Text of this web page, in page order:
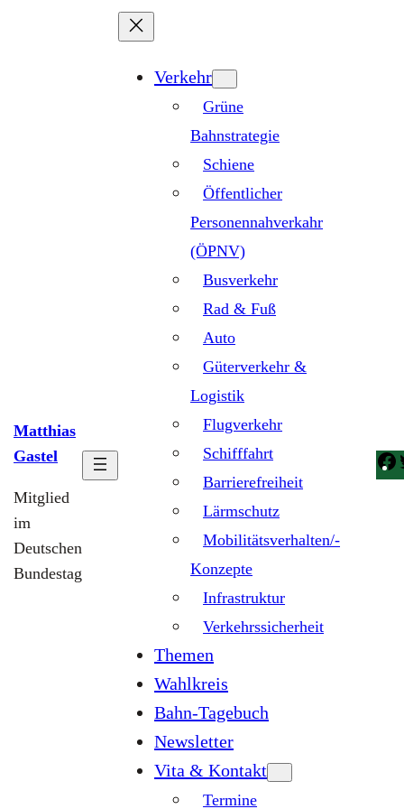
Matthias
Gastel
Mitglied
im
Deutschen
Bundestag
Verkehr
Grüne
Bahnstrategie
Schiene
Öffentlicher
Personennahverkahr
(ÖPNV)
Busverkehr
Rad & Fuß
Auto
Güterverkehr &
Logistik
Flugverkehr
Schifffahrt
Barrierefreiheit
Lärmschutz
Mobilitätsverhalten/-
Konzepte
Infrastruktur
Verkehrssicherheit
Themen
Wahlkreis
Bahn-Tagebuch
Newsletter
Vita & Kontakt
Termine